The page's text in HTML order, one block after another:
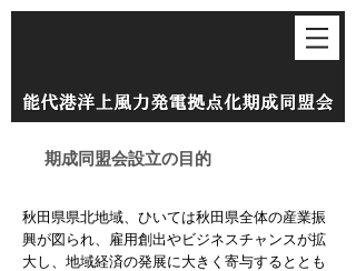
期成同盟会設立の目的
秋田県県北地域、ひいては秋田県全体の産業振
興が図られ、雇用創出やビジネスチャンスが拡
大し、地域経済の発展に大きく寄与するととも